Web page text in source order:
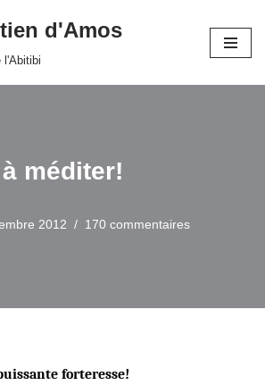
d'Amos
l'Abitibi
méditer!
2012 170 commentaires
forteresse!